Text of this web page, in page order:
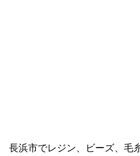
長浜市でレジン、ビーズ、毛